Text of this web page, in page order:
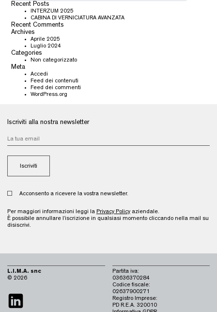
Recent Posts
INTERZUM 2025
CABINA DI VERNICIATURA AVANZATA
Recent Comments
Archives
Aprile 2025
Luglio 2024
Categories
Non categorizzato
Meta
Accedi
Feed dei contenuti
Feed dei commenti
WordPress.org
Iscriviti alla nostra newsletter
Acconsento a ricevere la vostra newsletter.
Per maggiori informazioni leggi la Privacy Policy aziendale.
È possibile annullare l’iscrizione in qualsiasi momento cliccando nella mail su
disiscrivi.
L.I.M.A. snc
© 2026
Partita iva:
03636370284
Codice fiscale:
02637900271
Registro Imprese:
PD R.E.A. 320010